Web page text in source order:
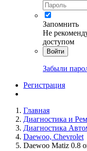
Запомнить
Не
доступом
Войти
Забыли
Регистрация
Главная
Диагностика и
Диагностика
Daewoo, Сhevrolet
Daewoo Matiz 0.8